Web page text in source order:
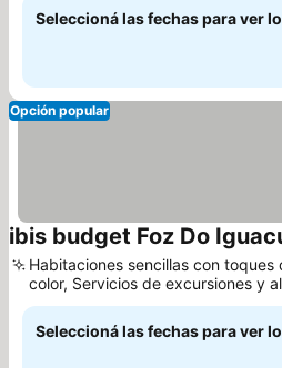
Seleccioná las fechas para ver
Opción popular
ibis budget Foz Do
Habitaciones sencillas con toques
color, Servicios de excursiones y
de coches en el hotel
Seleccioná las fechas para ver